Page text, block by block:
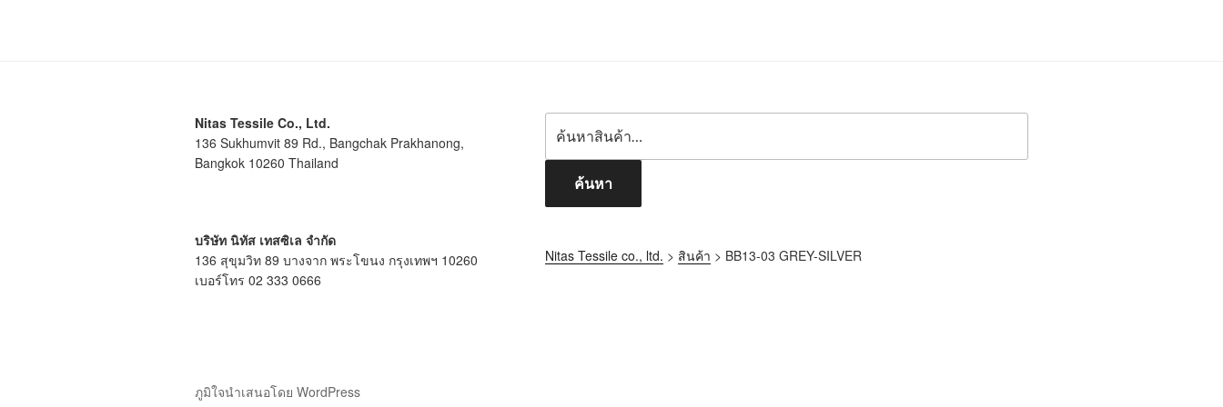
Nitas Tessile Co., Ltd.
136 Sukhumvit 89 Rd., Bangchak Prakhanong,
Bangkok 10260 Thailand
บริษัท นิทัส เทสซิเล จำกัด
136 สุขุมวิท 89 บางจาก พระโขนง กรุงเทพฯ 10260
เบอร์โทร 02 333 0666
ค้นหา
Nitas Tessile co., ltd. > สินค้า > BB13-03 GREY-SILVER
ภูมิใจนำเสนอโดย WordPress